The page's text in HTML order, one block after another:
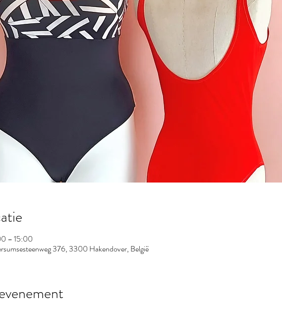
– 15:00
376, 3300 Hakendover, België